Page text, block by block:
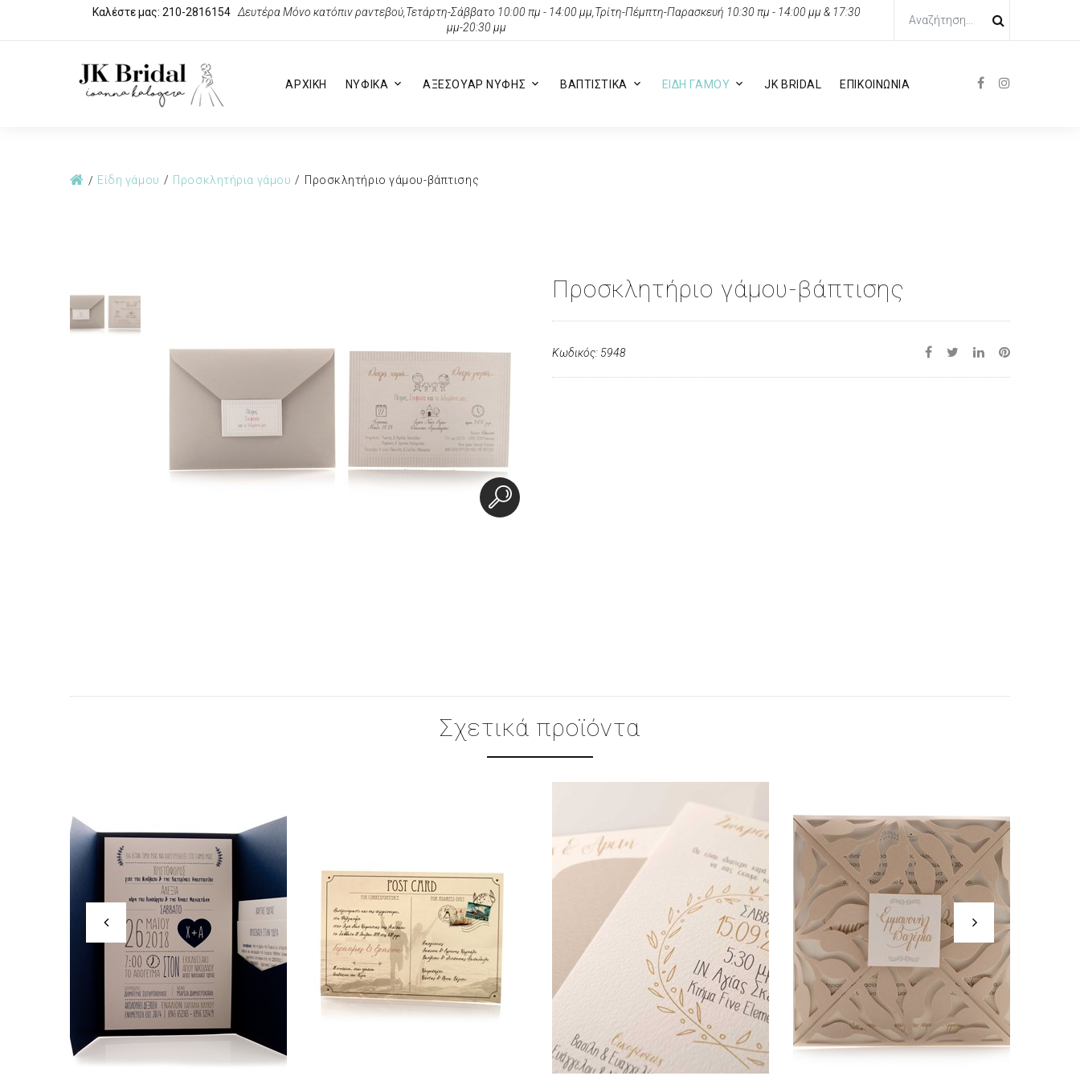
Καλέστε μας: 210-2816154 Δευτέρα Μόνο κατόπιν ραντεβού,Τετάρτη-Σάββατο 10:00 πμ - 14:00 μμ,Τρίτη-Πέμπτη-Παρασκευή 10:30 πμ - 14:00 μμ & 17:30
μμ-20:30 μμ
ΑΡΧΙΚΗ ΝΥΦΙΚΑ ΑΞΕΣΟΥΑΡ ΝΥΦΗΣ ΒΑΠΤΙΣΤΙΚΑ ΕΙΔΗ ΓΑΜΟΥ JK BRIDAL ΕΠΙΚΟΙΝΩΝΙΑ
Είδη γάμου Προσκλητήρια γάμου Προσκλητήριο γάμου-βάπτισης
Προσκλητήριο γάμου-βάπτισης
Κωδικός: 5948
Σχετικά προϊόντα